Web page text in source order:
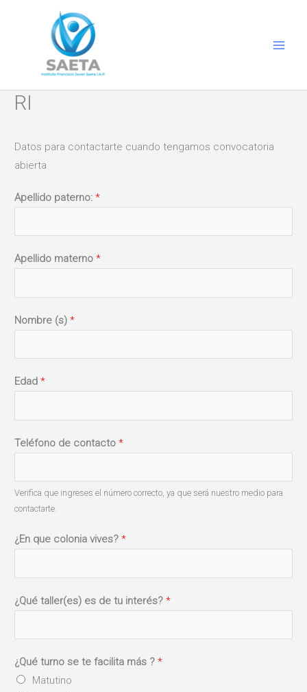
RI
Datos para contactarte cuando tengamos convocatoria
abierta
Apellido paterno: *
Apellido materno *
Nombre (s) *
Edad *
Teléfono de contacto *
Verifica que ingreses el número correcto, ya que será nuestro medio para
contactarte.
¿En que colonia vives? *
¿Qué taller(es) es de tu interés? *
¿Qué turno se te facilita más ? *
Matutino